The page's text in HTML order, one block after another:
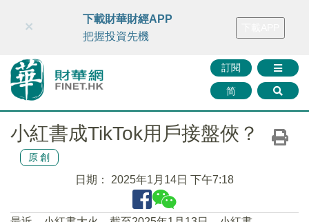
財華智庫網 FINTV FINMETA 財華證券 媒體矩陣
訂閱
简
×
下載財華財經APP
把握投資先機
小紅書成TikTok用戶接盤俠？
原創
日期： 2025年1月14日 下午7:18